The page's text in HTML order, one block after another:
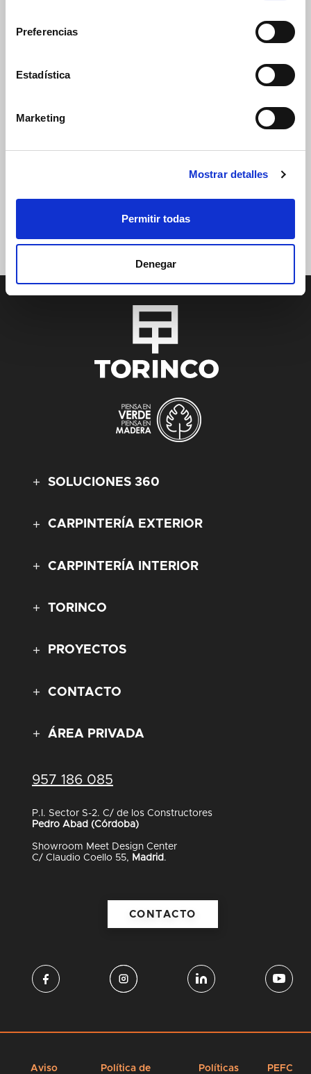
Preferencias
Estadística
Marketing
Mostrar detalles
Permitir todas
Denegar
SOLUCIONES 360
CARPINTERÍA EXTERIOR
CARPINTERÍA INTERIOR
TORINCO
PROYECTOS
CONTACTO
ÁREA PRIVADA
957 186 085
P.I. Sector S-2. C/ de los Constructores
Pedro Abad (Córdoba)
Showroom Meet Design Center
C/ Claudio Coello 55, Madrid .
CONTACTO
Aviso Política de Políticas PEFC